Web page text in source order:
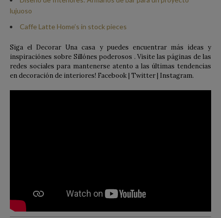
lujuoso
Caffe Latte Home’s in stock pieces
Siga el Decorar Una casa y puedes encuentrar más ideas y
inspiraciónes sobre Sillónes poderosos . Visite las páginas de las
redes sociales para mantenerse atento a las últimas tendencias
en decoración de interiores! Facebook | Twitter | Instagram.